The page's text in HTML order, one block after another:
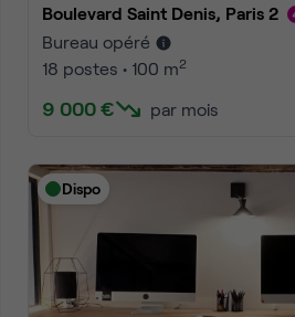
Boulevard Saint Denis, Paris 2
Bureau opéré
18 postes • 100 m2
9 000 € par mois
Dispo